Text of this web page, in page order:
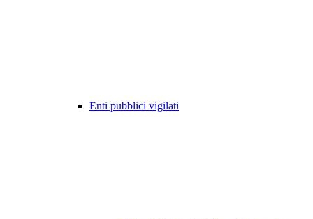
Enti pubblici vigilati